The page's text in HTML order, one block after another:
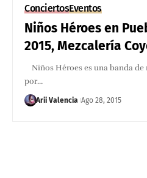
ConciertosEventos
Niños Héroes en
2015, Mezcalería
Niños Héroes es una banda
por…
Arii Valencia Ago 28, 2015